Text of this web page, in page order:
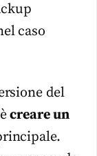
caso
del
creare un